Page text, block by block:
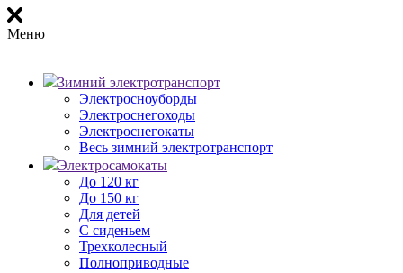
Меню
Зимний электротранспорт
Электросноуборды
Электроснегоходы
Электроснегокаты
Весь зимний электротранспорт
Электросамокаты
До 120 кг
До 150 кг
Для детей
С сиденьем
Трехколесный
Полноприводные